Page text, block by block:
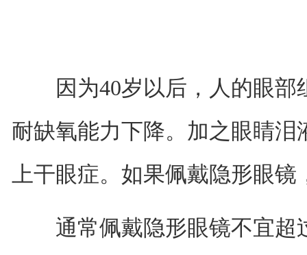
因为40岁以后，人的眼部
耐缺氧能力下降。加之眼睛
上干眼症。如果佩戴隐形眼镜
通常佩戴隐形眼镜不宜超